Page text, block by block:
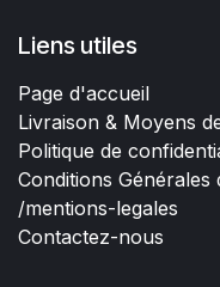
Liens utiles
Page d'accueil
Livraison & Moyens
Politique de
Conditions Générales
/mentions-legales
Contactez-nous